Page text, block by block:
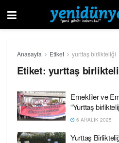
Anasayfa Etiket yurttaş birlikteliği
Etiket: yurttaş
Emekliler ve
“Yurttaş
6 ARALIK 2025
Yurttaş